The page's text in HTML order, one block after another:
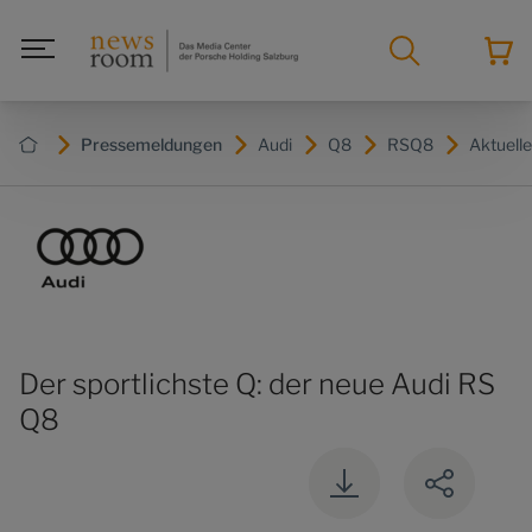
Pressemeldungen Audi Q8 RSQ8
Der sportlichste Q: der neue Audi RS
Q8